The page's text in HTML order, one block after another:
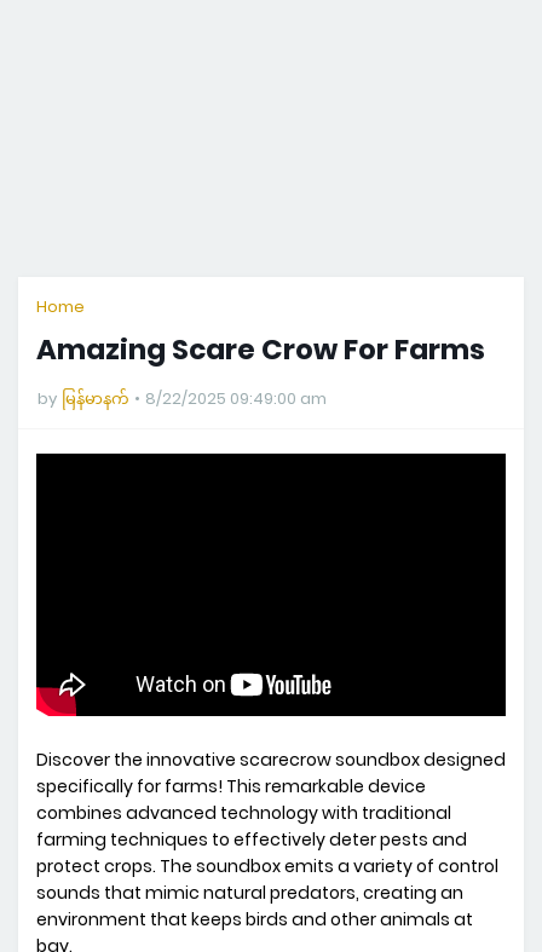
Home
Amazing Scare Crow For Farms
by မြန်မာနက် 8/22/2025 09:49:00 am
Discover the innovative scarecrow soundbox designed
specifically for farms! This remarkable device
combines advanced technology with traditional
farming techniques to effectively deter pests and
protect crops. The soundbox emits a variety of control
sounds that mimic natural predators, creating an
environment that keeps birds and other animals at
bay.